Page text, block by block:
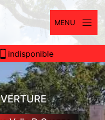
MENU
indisponible